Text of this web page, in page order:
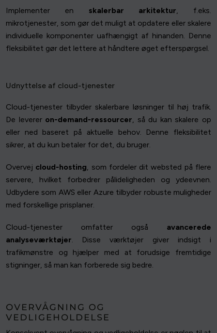
Implementer en skalerbar arkitektur, f.eks.
mikrotjenester, som gør det muligt at opdatere eller skalere
individuelle komponenter uafhængigt af hinanden. Denne
fleksibilitet gør det lettere at håndtere øget efterspørgsel.
Udnyttelse af cloud-tjenester
Cloud-tjenester tilbyder skalerbare løsninger til høj trafik.
De leverer on-demand-ressourcer, så du kan skalere op
eller ned baseret på aktuelle behov. Denne fleksibilitet
sikrer, at du kun betaler for det, du bruger.
Overvej cloud-hosting, som fordeler dit websted på flere
servere, hvilket forbedrer pålideligheden og ydeevnen.
Udbydere som AWS eller Azure tilbyder robuste muligheder
med forskellige prisplaner.
Cloud-tjenester omfatter også avancerede
analyseværktøjer. Disse værktøjer giver indsigt i
trafikmønstre og hjælper med at forudsige fremtidige
stigninger, så man kan forberede sig bedre.
OVERVÅGNING OG
VEDLIGEHOLDELSE